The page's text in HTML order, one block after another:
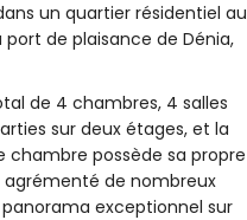
un quartier résidentiel au
de plaisance de Dénia,
de 4 chambres, 4 salles
sur deux étages, et la
chambre possède sa propre
agrémenté de nombreux
exceptionnel sur